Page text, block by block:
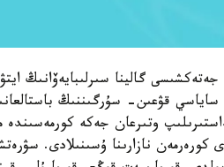
كورەرمەن نازارىنا ۇسىنىلادى.